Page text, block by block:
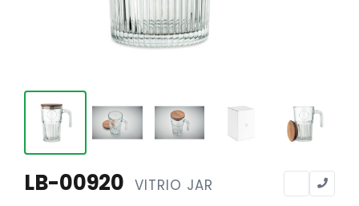
Calendriers bancaires
Tête de lettre
Enveloppes
Sous-mains
Bloc-notes
LB-00920 VITRIO JAR